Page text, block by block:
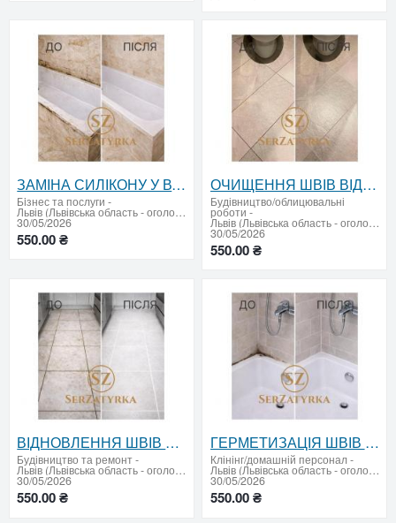
ЗАМІНА СИЛІКОНУ У ВАННІ ЛЬВІВ SERZATYRKA
Бiзнес та послуги -
Львів (Львівська область - оголошення)
30/05/2026
550.00 ₴
ОЧИЩЕННЯ ШВІВ ВІД ПЛІСНЯВИ ЛЬВІВ SERZATYRKA
Будівництво/облицювальні
роботи -
Львів (Львівська область - оголошення)
30/05/2026
550.00 ₴
ВІДНОВЛЕННЯ ШВІВ ПЛИТКИ ЛЬВІВ SERZATYRKA
Будівництво та ремонт-
Львів (Львівська область - оголошення)
30/05/2026
550.00 ₴
ГЕРМЕТИЗАЦІЯ ШВІВ ПЛИТКИ ЛЬВІВ SERZATYRKA
Клінінг/домашній персонал-
Львів (Львівська область - оголошення)
30/05/2026
550.00 ₴